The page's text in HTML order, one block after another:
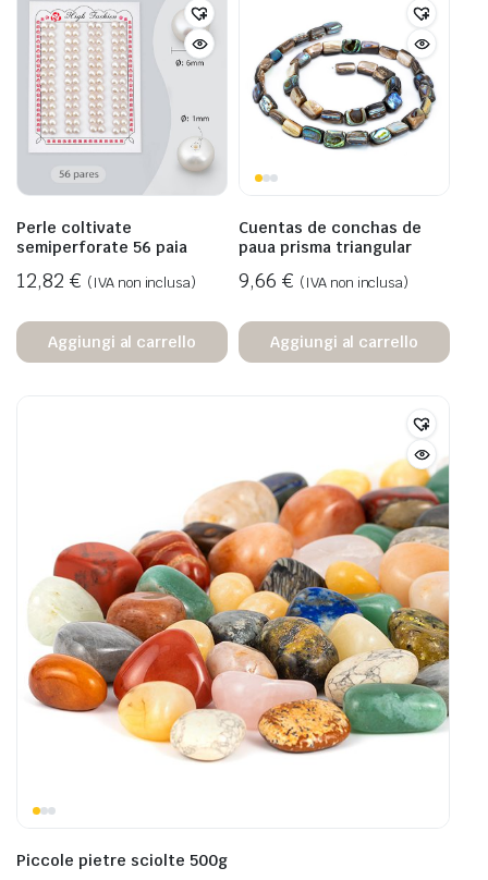
Perle coltivate
semiperforate 56 paia
12,82 € (IVA non inclusa)
Aggiungi al carrello
Cuentas de conchas de
paua prisma triangular
9,66 € (IVA non inclusa)
Aggiungi al carrello
Piccole pietre sciolte 500g